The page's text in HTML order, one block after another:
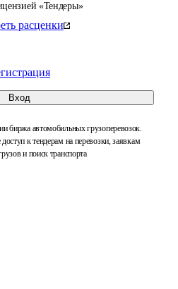
«Тендеры»
расценки
Вход
биржа автомобильных грузоперевозок.
к тендерам на перевозки, заявкам
и поиск транспорта